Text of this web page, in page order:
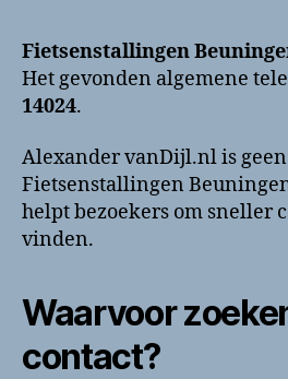
Fietsenstallingen
Het gevonden algemene
14024.
Alexander vanDijl.nl is
Fietsenstallingen
helpt bezoekers om sneller
vinden.
Waarvoor
contact?